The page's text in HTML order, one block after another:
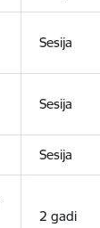
Sesija
Sesija
Sesija
2 gadi